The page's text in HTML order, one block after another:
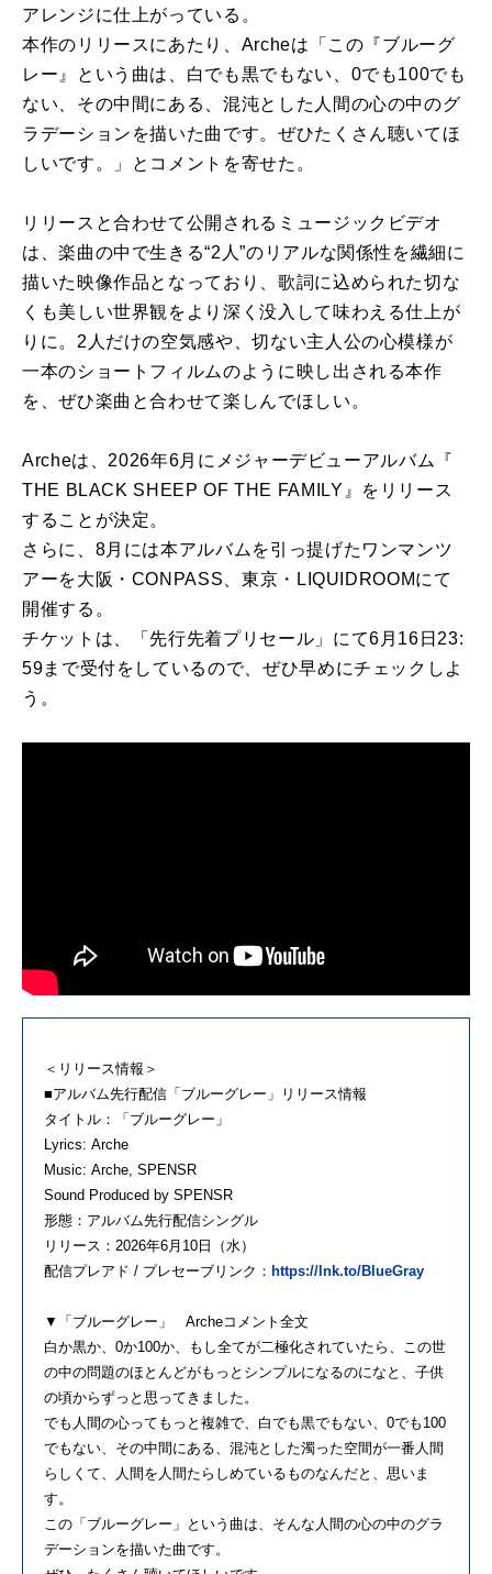
アレンジに仕上がっている。
本作の リリースにあたり、 Archeは「この『ブルーグ
レー 』
という曲は、白でも黒でもない、0でも100でも
ない、 その中間にある、混沌とした人間の心の中のグ
ラデーション を描いた曲です。 ぜひたくさん聴いてほ
しいです。」とコメント を寄せた。
リリース と合わせて公開 されるミュージックビデオ
は、楽曲の中で生きる“2人”のリアルな関係性 を繊細に
描いた映像作品となっており、 歌詞に込められた切な
くも美しい世界観を より深く没入して味わえ る仕上が
りに。2人だけの空気感や、切ない主人公の心模様が
一本のショートフィルムのように映し出される本作
を 、ぜひ楽曲と合わせて楽しんでほしい。
Archeは、2026年6月に メジャーデビューアルバム
『
THE BLACK SHEEP OF THE FAMILY』
を リリース
することが決定。
さらに、8月には本アルバム を引っ提げたワンマンツ
アーを大阪・ CONPASS、東京・LIQUIDROOMにて
開催する。
チケットは、「 先行先着プリセール」にて6月16日23:
59まで受付を しているので、ぜひ早めにチェックしよ
う。
＜ リリース情報＞
■アルバム先行配信 「ブルーグレー 」 リリース情報
タイトル：「ブルーグレー 」
Lyrics: Arche
Music: Arche , SPENSR
Sound Produced by SPENSR
形態： アルバム先行配信シングル
リリース ：2026年6月10日（水）
配信プレアド / プレセーブリンク： https://lnk.to/BlueGray
▼「ブルーグレー 」 Archeコメント全文
白か黒か、0か100か、もし全てが二極化されていたら、
この世
の中の問題のほとんどがもっとシンプルになるのになと、 子供
の頃からずっと思ってきました。
でも人間の心ってもっと複雑で、白でも黒でもない、 0でも100
でもない、その中間にある、 混沌とした濁った空間が一番人間
らしくて、
人間を 人間たらしめているものなんだと、思いま
す。
この「ブルーグレー 」という曲は、 そんな人間の心の中のグラ
デーションを描いた曲です。